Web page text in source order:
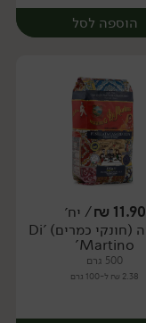
הוספה לסל
יח׳
11.90
₪/ יח׳
קזרצ'יה (חונקי כמרים) 'Di
Martino'
500 גרם
2.38 ₪ ל-100 גרם